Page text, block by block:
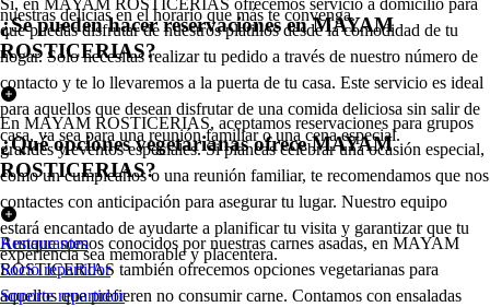
nuestras delicias en el horario que más te convenga.
que puedas disfrutar de nuestros platillos desde la comodidad de tu
hogar. Solo necesitas realizar tu pedido a través de nuestro número de
contacto y te lo llevaremos a la puerta de tu casa. Este servicio es ideal
para aquellos que desean disfrutar de una comida deliciosa sin salir de
casa, ya sea para una reunión familiar o una cena especial.
¿Se pueden hacer reservaciones en MAYAM
ROSTICERIAS?
En MAYAM ROSTICERIAS, aceptamos reservaciones para grupos
grandes y eventos especiales. Si planeas celebrar una ocasión especial,
como un cumpleaños o una reunión familiar, te recomendamos que nos
contactes con anticipación para asegurar tu lugar. Nuestro equipo
estará encantado de ayudarte a planificar tu visita y garantizar que tu
experiencia sea memorable y placentera.
¿Qué opciones vegetarianas ofrece MAYAM
ROSTICERIAS?
Aunque somos conocidos por nuestras carnes asadas, en MAYAM
ROSTICERIAS también ofrecemos opciones vegetarianas para
aquellos que prefieren no consumir carne. Contamos con ensaladas
Restaurantes
Socio repartidor
Soporte repartidor